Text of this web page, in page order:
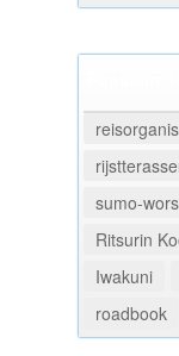
sumo-
Ritsurin
Iwakuni
roadbook